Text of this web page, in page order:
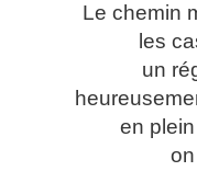
Le chemin
les
un
en